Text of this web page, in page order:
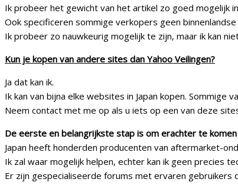
Ik probeer het gewicht van het artikel zo goed mogelijk
Ook specificeren sommige verkopers geen
Ik probeer zo nauwkeurig mogelijk te zijn, maar ik kan
Kun je kopen van andere sites dan Yahoo Veilingen?
Ja dat kan ik.
Ik kan van bijna elke websites in Japan kopen. Sommige
Neem contact met me op als u iets op een van deze
De eerste en belangrijkste stap is om erachter te
Japan heeft honderden producenten van aftermarket-
Ik zal waar mogelijk helpen, echter kan ik geen precies
Er zijn gespecialiseerde forums met ervaren gebruikers